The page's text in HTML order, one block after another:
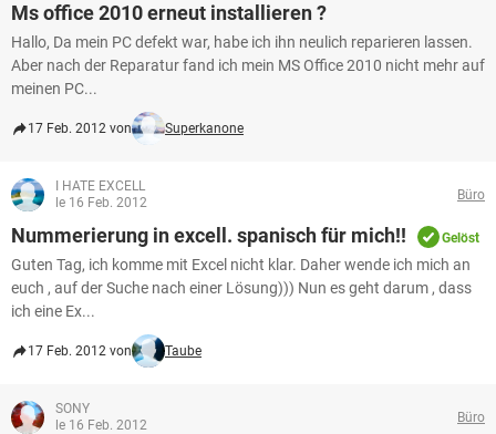
Ms office 2010 erneut installieren ?
Hallo, Da mein PC defekt war, habe ich ihn neulich reparieren lassen.
Aber nach der Reparatur fand ich mein MS Office 2010 nicht mehr auf
meinen PC...
17 Feb. 2012 von Superkanone
I HATE EXCELL
le 16 Feb. 2012
Büro
Nummerierung in excell. spanisch für mich!! Gelöst
Guten Tag, ich komme mit Excel nicht klar. Daher wende ich mich an
euch , auf der Suche nach einer Lösung))) Nun es geht darum , dass
ich eine Ex...
17 Feb. 2012 von Taube
SONY
le 16 Feb. 2012
Büro